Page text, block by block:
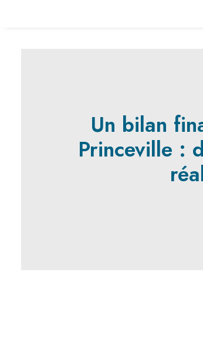
Un bilan
Princeville :